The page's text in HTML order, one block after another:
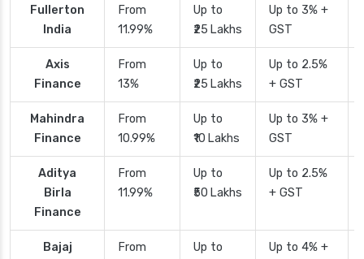
Fullerton
India
From
11.99%
Up to
₹25 Lakhs
Up to 3% +
GST
Axis
Finance
From
13%
Up to
₹25 Lakhs
Up to 2.5%
+ GST
Mahindra
Finance
From
10.99%
Up to
₹10 Lakhs
Up to 3% +
GST
Aditya
Birla
Finance
From
11.99%
Up to
₹50 Lakhs
Up to 2.5%
+ GST
Bajaj
From
Up to
Up to 4% +